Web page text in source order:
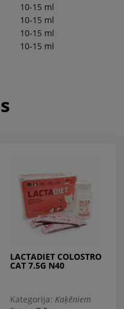
10-15 ml
10-15 ml
10-15 ml
10-15 ml
LACTADIET COLOSTRO
CAT 7.5G N40
Kategorija: Kaķēniem